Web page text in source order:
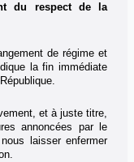
du respect de la
de régime et
la fin immédiate
et à juste titre,
annoncées par le
laisser enfermer